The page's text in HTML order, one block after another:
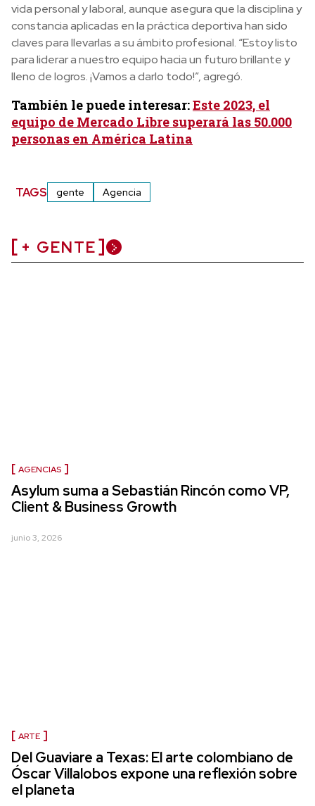
vida personal y laboral, aunque asegura que la disciplina y
constancia aplicadas en la práctica deportiva han sido
claves para llevarlas a su ámbito profesional. “Estoy listo
para liderar a nuestro equipo hacia un futuro brillante y
lleno de logros. ¡Vamos a darlo todo!”, agregó.
También le puede interesar:Este 2023, el
equipo de Mercado Libre superará las 50.000
personas en América Latina
TAGS gente Agencia
+ GENTE
AGENCIAS
Asylum suma a Sebastián Rincón como VP,
Client & Business Growth
junio 3, 2026
ARTE
Del Guaviare a Texas: El arte colombiano de
Óscar Villalobos expone una reflexión sobre
el planeta